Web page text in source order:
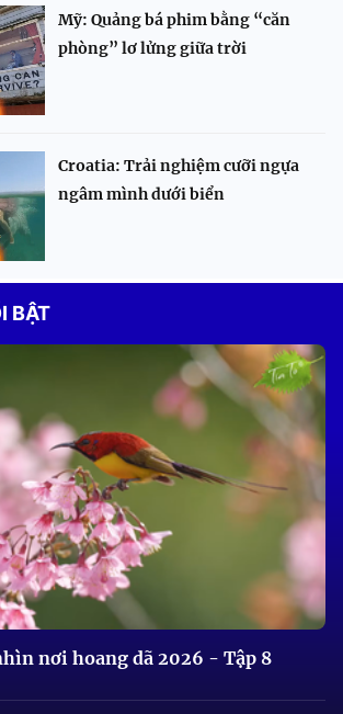
Mỹ: Quảng bá phim bằng “căn
phòng” lơ lửng giữa trời
Croatia: Trải nghiệm cưỡi ngựa
ngâm mình dưới biển
BẬT
nơi hoang dã 2026 - Tập 8